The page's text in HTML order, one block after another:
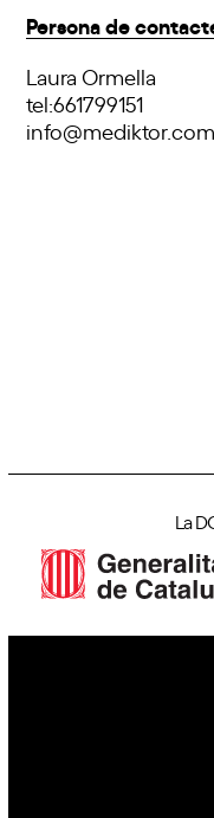
Persona de
Laura Ormella
tel:661799151
info@mediktor.com
La